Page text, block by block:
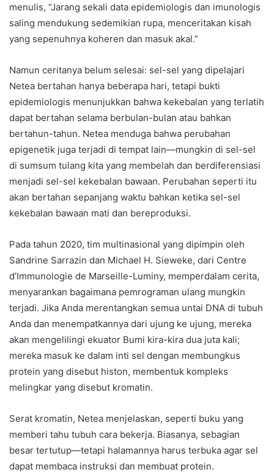
menulis, “Jarang sekali data epidemiologis dan imunologis
saling mendukung sedemikian rupa, menceritakan kisah
yang sepenuhnya koheren dan masuk akal.”
Namun ceritanya belum selesai: sel-sel yang dipelajari
Netea bertahan hanya beberapa hari, tetapi bukti
epidemiologis menunjukkan bahwa kekebalan yang terlatih
dapat bertahan selama berbulan-bulan atau bahkan
bertahun-tahun. Netea menduga bahwa perubahan
epigenetik juga terjadi di tempat lain—mungkin di sel-sel
di sumsum tulang kita yang membelah dan berdiferensiasi
menjadi sel-sel kekebalan bawaan. Perubahan seperti itu
akan bertahan sepanjang waktu bahkan ketika sel-sel
kekebalan bawaan mati dan bereproduksi.
Pada tahun 2020, tim multinasional yang dipimpin oleh
Sandrine Sarrazin dan Michael H. Sieweke, dari Centre
d’Immunologie de Marseille-Luminy, memperdalam cerita,
menyarankan bagaimana pemrograman ulang mungkin
terjadi. Jika Anda merentangkan semua untai DNA di tubuh
Anda dan menempatkannya dari ujung ke ujung, mereka
akan mengelilingi ekuator Bumi kira-kira dua juta kali;
mereka masuk ke dalam inti sel dengan membungkus
protein yang disebut histon, membentuk kompleks
melingkar yang disebut kromatin.
Serat kromatin, Netea menjelaskan, seperti buku yang
memberi tahu tubuh cara bekerja. Biasanya, sebagian
besar tertutup—tetapi halamannya harus terbuka agar sel
dapat membaca instruksi dan membuat protein.